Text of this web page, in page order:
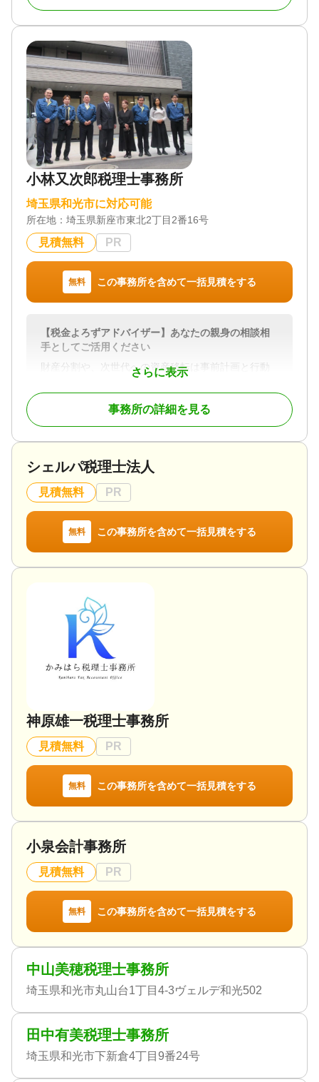
小林又次郎税理士事務所
埼玉県和光市に対応可能
所在地： 埼玉県新座市東北2丁目2番16号
見積無料 PR
無料 この事務所を含めて一括見積をする
さらに表示
【税金よろずアドバイザー】あなたの親身の相談相
手としてご活用ください
財産分割や、次世代への資産移転は事前計画と行動
相続開始前にあなたの悩みに答えます。
相続が開始したら、落ち着いてむやみな財産操作は
逆効果の場合も！
対応地域
朝霞市、新座市、志木市、和光市、清瀬市 etc.
対応業務
遺言書 / 遺産分割 / 相続財産調査 / 相続税申告 / 相続
登記 / 相続放棄 / 成年後見 / 家族信託 / 相続手続き /
銀行手続き / 戸籍収集 / 相続人調査 / 生前贈与（不動
訪問可 / 初回相談無料 / 18時以降相談可 / 事務所面談
事務所の詳細を見る
シェルパ税理士法人
見積無料 PR
無料 この事務所を含めて一括見積をする
神原雄一税理士事務所
見積無料 PR
無料 この事務所を含めて一括見積をする
小泉会計事務所
見積無料 PR
無料 この事務所を含めて一括見積をする
中山美穂税理士事務所
埼玉県和光市丸山台1丁目4-3ヴェルデ和光502
田中有美税理士事務所
埼玉県和光市下新倉4丁目9番24号